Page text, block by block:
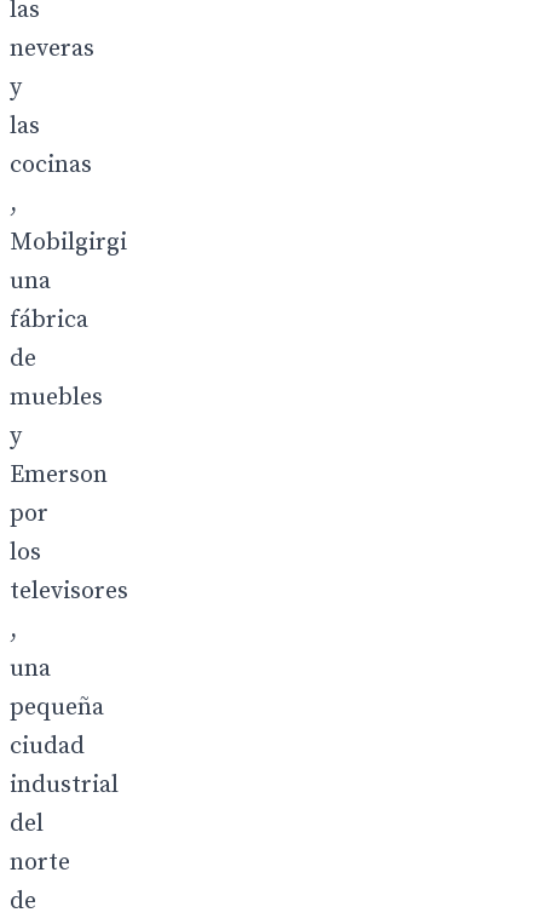
las
neveras
y
las
cocinas
,
Mobilgirgi
una
fábrica
de
muebles
y
Emerson
por
los
televisores
,
una
pequeña
ciudad
industrial
del
norte
de